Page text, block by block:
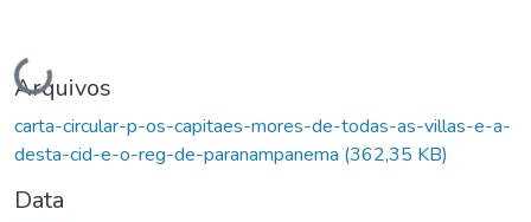
Carregando...
Arquivos
carta-circular-p-os-capitaes-mores-de-todas-as-villas-e-a-
desta-cid-e-o-reg-de-paranampanema (362,35 KB)
Data